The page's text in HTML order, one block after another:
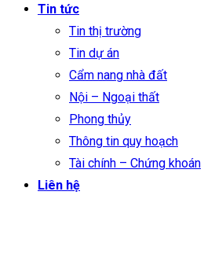
Tin tức
Tin thị trường
Tin dự án
Cẩm nang nhà đất
Nội – Ngoại thất
Phong thủy
Thông tin quy hoạch
Tài chính – Chứng khoán
Liên hệ